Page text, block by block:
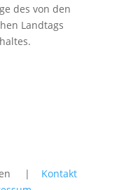
des von den
Landtags
| Kontakt